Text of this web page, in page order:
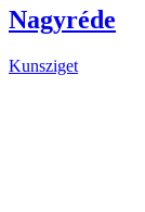
Nagyréde
Kunsziget